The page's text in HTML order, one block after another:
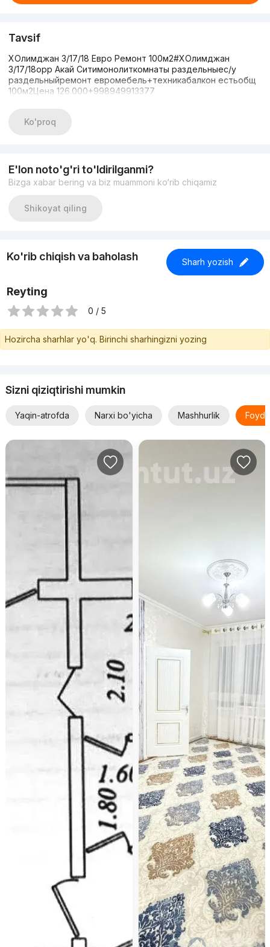
Tavsif
ХОлимджан 3/17/18 Евро Ремонт 100м2#ХОлимджан
3/17/18орр Акай Ситимонолиткомнаты раздельныес/у
раздельныйремонт евромебель+техникабалкон естьобщ
100м2Цена 126.000+998949913377
Ko'proq
E'lon noto'g'ri to'ldirilganmi?
Bizga xabar bering va biz muammoni ko‘rib chiqamiz
Shikoyat qiling
Ko'rib chiqish va baholash Sharh yozish
Reyting
0 / 5
Hozircha sharhlar yo'q. Birinchi sharhingizni yozing
Sizni qiziqtirishi mumkin
Yaqin-atrofda Narxi bo'yicha Mashhurlik